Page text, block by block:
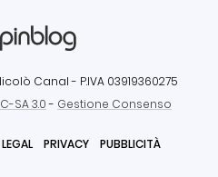
Canal - P.IVA 03919360275
SA 3.0- Gestione Consenso
LEGAL PRIVACY PUBBLICITÀ